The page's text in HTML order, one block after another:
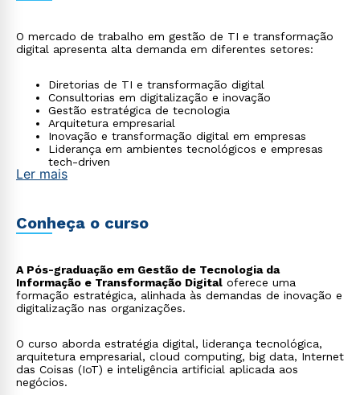
O mercado de trabalho em gestão de TI e transformação
digital apresenta alta demanda em diferentes setores:
Diretorias de TI e transformação digital
Consultorias em digitalização e inovação
Gestão estratégica de tecnologia
Arquitetura empresarial
Inovação e transformação digital em empresas
Liderança em ambientes tecnológicos e empresas
tech-driven
Ler mais
Conheça o curso
A Pós-graduação em Gestão de Tecnologia da
Informação e Transformação Digital oferece uma
formação estratégica, alinhada às demandas de inovação e
digitalização nas organizações.
O curso aborda estratégia digital, liderança tecnológica,
arquitetura empresarial, cloud computing, big data, Internet
das Coisas (IoT) e inteligência artificial aplicada aos
negócios.